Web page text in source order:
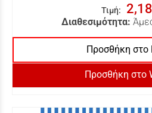
Τιμή:
Διαθεσιμότητα:
Προσθήκη στο
Προσθήκη στο